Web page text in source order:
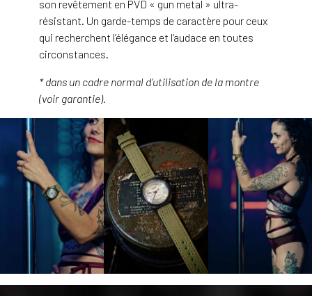
son revêtement en PVD « gun metal » ultra-
résistant. Un garde-temps de caractère pour ceux
qui recherchent l’élégance et l’audace en toutes
circonstances.
* dans un cadre normal d’utilisation de la montre
(voir garantie).